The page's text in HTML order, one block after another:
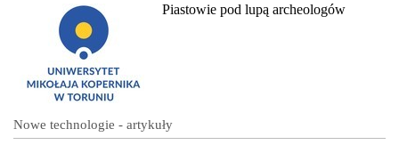
Piastowie pod lupą archeologów
Nowe technologie - artykuły